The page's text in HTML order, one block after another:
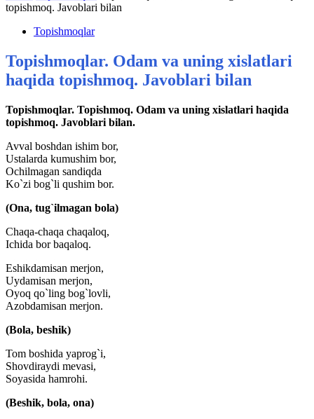
topishmoq. Javoblari bilan
Topishmoqlar
Topishmoqlar. Odam va uning xislatlari
haqida topishmoq. Javoblari bilan
Topishmoqlar. Topishmoq. Odam va uning xislatlari haqida
topishmoq. Javoblari bilan.
Avval boshdan ishim bor,
Ustalarda kumushim bor,
Ochilmagan sandiqda
Ko`zi bog`li qushim bor.
(Ona, tug`ilmagan bola)
Chaqa-chaqa chaqaloq,
Ichida bor baqaloq.
Eshikdamisan merjon,
Uydamisan merjon,
Oyoq qo`ling bog`lovli,
Azobdamisan merjon.
(Bola, beshik)
Tom boshida yaprog`i,
Shovdiraydi mevasi,
Soyasida hamrohi.
(Beshik, bola, ona)